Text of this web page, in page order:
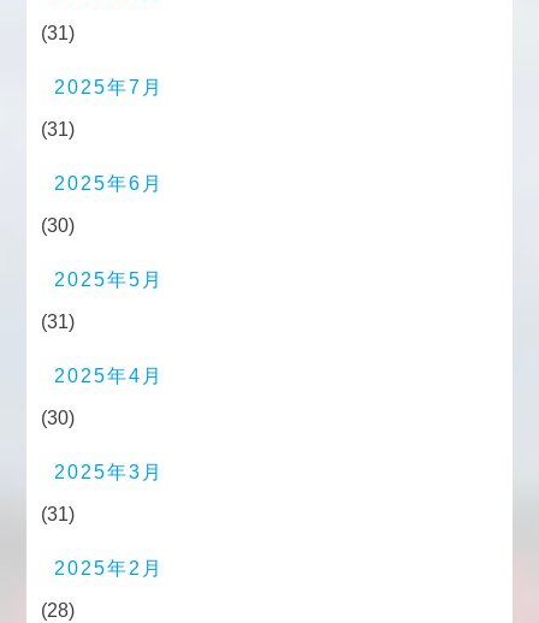
(31)
2025年7月
(31)
2025年6月
(30)
2025年5月
(31)
2025年4月
(30)
2025年3月
(31)
2025年2月
(28)